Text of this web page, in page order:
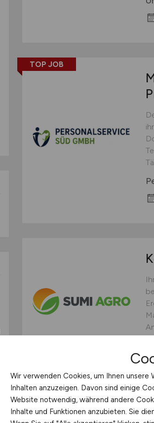
TOP JOB
Wir verwenden Cookies, um Ihnen
Inhalten anzuzeigen. Davon sind einige
Website notwendig, während andere
Inhalte und Funktionen anzubieten. Sie